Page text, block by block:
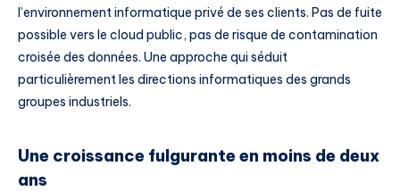
l’environnement informatique privé de ses clients. Pas de fuite
possible vers le cloud public, pas de risque de contamination
croisée des données. Une approche qui séduit
particulièrement les directions informatiques des grands
groupes industriels.
Une croissance fulgurante en moins de deux
ans